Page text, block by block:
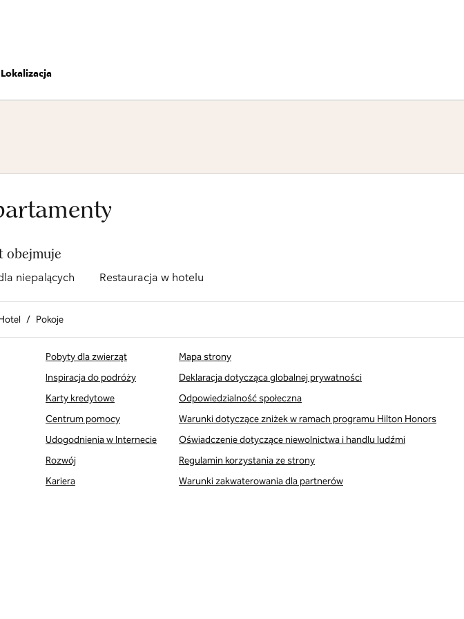
Lokalizacja
obejmuje
niepalących Restauracja w hotelu
/ Pokoje
Pobyty dla zwierząt
Inspiracja do podróży
Karty kredytowe
Centrum pomocy
Udogodnienia w Internecie
Rozwój
Kariera
Mapa strony
Deklaracja dotycząca globalnej prywatności
Odpowiedzialność społeczna
Warunki dotyczące zniżek w ramach programu Hilton Honors
Oświadczenie dotyczące niewolnictwa i handlu ludźmi
Regulamin korzystania ze strony
Warunki zakwaterowania dla partnerów